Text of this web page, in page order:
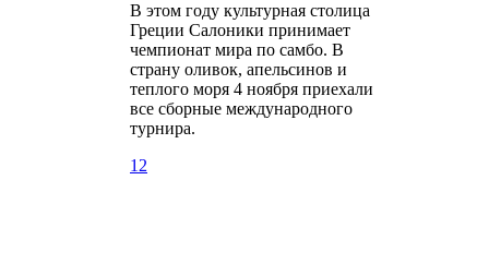
В этом году культурная столица
Греции Салоники принимает
чемпионат мира по самбо. В
страну оливок, апельсинов и
теплого моря 4 ноября приехали
все сборные международного
турнира.
12